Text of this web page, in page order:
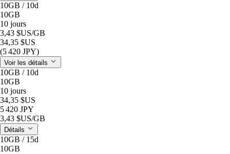
10GB / 10d
10GB
10 jours
3,43 $US/GB
34,35 $US
(5 420 JPY)
Voir les détails
10GB / 10d
10GB
10 jours
34,35 $US
5 420 JPY
3,43 $US/GB
Détails
10GB / 15d
10GB